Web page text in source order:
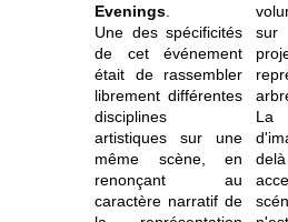
Evenings
Une des spécificités
de cet événement
était de rassembler
librement différentes
disciplines
artistiques sur une
même scène, en
renonçant au
caractère narratif de